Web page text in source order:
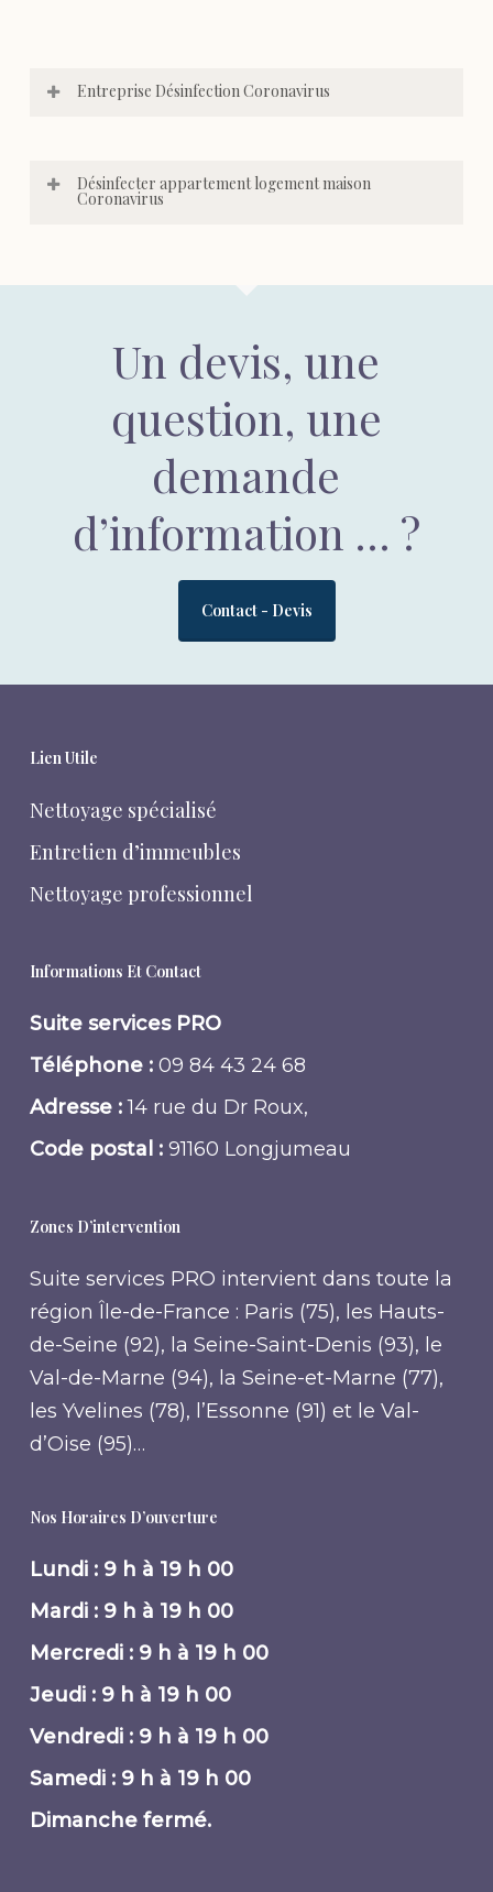
Entreprise Désinfection Coronavirus
Désinfecter appartement logement maison
Coronavirus
Un devis, une
question, une
demande
d’information … ?
Contact - Devis
Lien Utile
Nettoyage spécialisé
Entretien d’immeubles
Nettoyage professionnel
Informations Et Contact
Suite services PRO
Téléphone :09 84 43 24 68
Adresse :14 rue du Dr Roux,
Code postal : 91160 Longjumeau
Zones D’intervention
Suite services PRO intervient dans toute la
région Île-de-France : Paris (75), les Hauts-
de-Seine (92), la Seine-Saint-Denis (93), le
Val-de-Marne (94), la Seine-et-Marne (77),
les Yvelines (78), l’Essonne (91) et le Val-
d’Oise (95)…
Nos Horaires D’ouverture
Lundi : 9 h à 19 h 00
Mardi : 9 h à 19 h 00
Mercredi : 9 h à 19 h 00
Jeudi : 9 h à 19 h 00
Vendredi : 9 h à 19 h 00
Samedi : 9 h à 19 h 00
Dimanche fermé.